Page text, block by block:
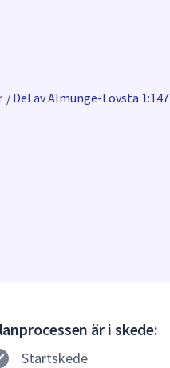
/Del av Almunge-Lövsta 1:147
är i skede:
Startskede